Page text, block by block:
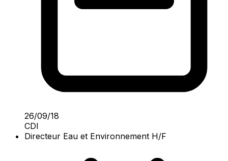
26/09/18
CDI
Directeur Eau et Environnement H/F